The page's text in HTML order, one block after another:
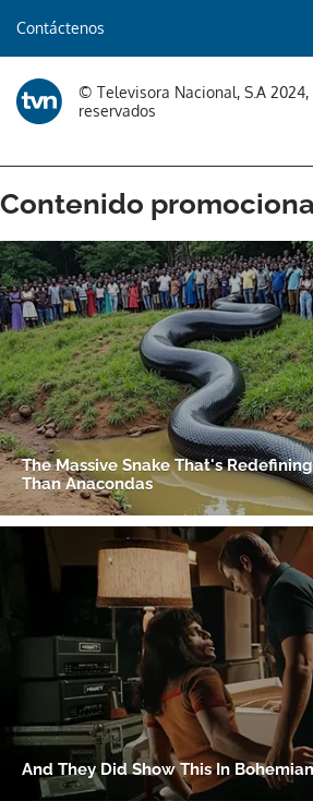
Contáctenos
© Televisora Nacional, S.A
reservados